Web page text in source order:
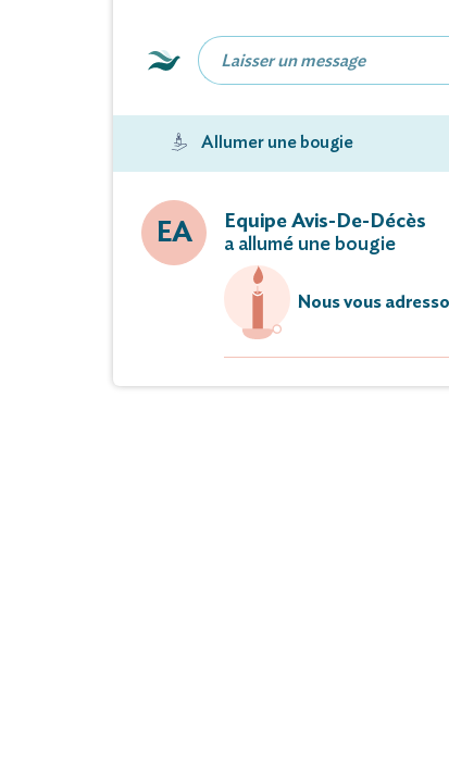
Allumer une bougie
EA
Equipe Avis-De-Décès
a allumé une bougie
Nous vous